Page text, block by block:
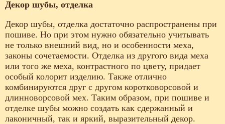
Декор шубы, отделка
Декор шубы, отделка достаточно распространены при
пошиве. Но при этом нужно обязательно учитывать
не только внешний вид, но и особенности меха,
законы сочетаемости. Отделка из другого вида меха
или того же меха, контрастного по цвету, придает
особый колорит изделию. Также отлично
комбинируются друг с другом коротковорсовой и
длинноворсовой мех. Таким образом, при пошиве и
отделке шубы можно создать как сдержанный и
лаконичный, так и яркий, выразительный декор.